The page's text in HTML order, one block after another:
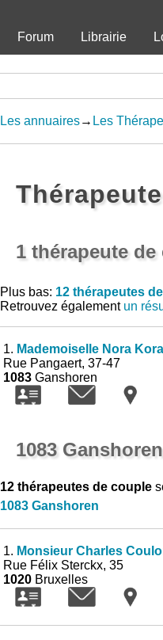
Forum Librairie
Les annuaires→ Les
1 thérapeute
Plus bas: 12 thérapeutes
Retrouvez également un
1. Mademoiselle Nora
Rue Pangaert, 37-47
1083Ganshoren
1083
12 thérapeutes de couple
1083 Ganshoren
1. Monsieur Charles
Rue Félix Sterckx, 35
1020Bruxelles